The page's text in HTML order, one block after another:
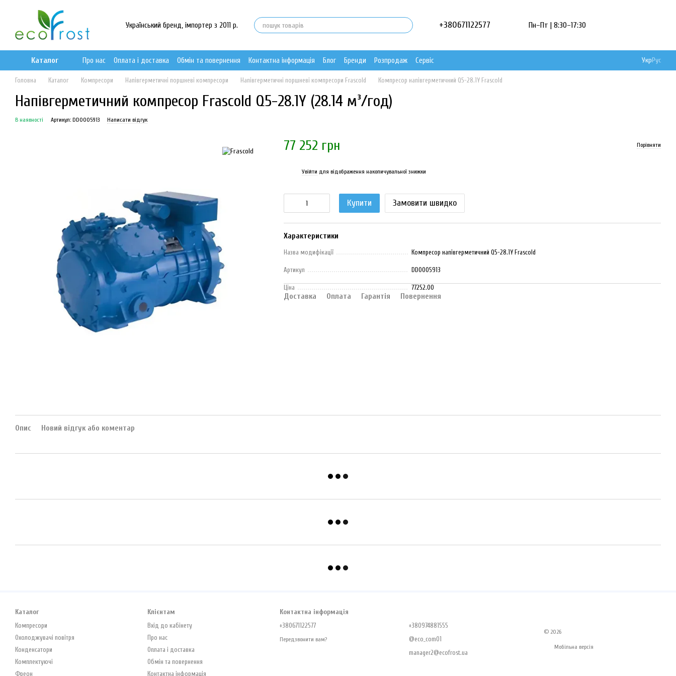
Український бренд, імпортер з 2011 р. +380671122577 Пн–Пт | 8:30–17:30
Каталог Про нас Оплата і доставка Обмін та повернення Контактна інформація Блог Бренди Розпродаж Сервіс УкрРус
Головна Каталог Компресори Напівгерметичні поршневі компресори Напівгерметичні поршневі компресори Frascold Компресор напівгерметичний Q5-28.1Y Frascold
Напівгерметичний компресор Frascold Q5-28.1Y (28.14 м³/год)
В наявності Артикул: DD0005913 Написати відгук
77 252 грн Порівняти
Увійти для відображення накопичувальної знижки
Купити Замовити швидко
Характеристики
Назва модифікації Компресор напівгерметичний Q5-28.1Y Frascold
Артикул DD0005913
Ціна 77252.00
Доставка Оплата Гарантія Повернення
Опис Новий відгук або коментар
Каталог
Компресори
Охолоджувачі повітря
Конденсатори
Комплектуючі
Фреон
Клієнтам
Вхід до кабінету
Про нас
Оплата і доставка
Обмін та повернення
Контактна інформація
Контактна інформація
+380671122577
Передзвонити вам?
+380974881555
@eco_com01
manager2@ecofrost.ua
© 2026
Мобільна версія